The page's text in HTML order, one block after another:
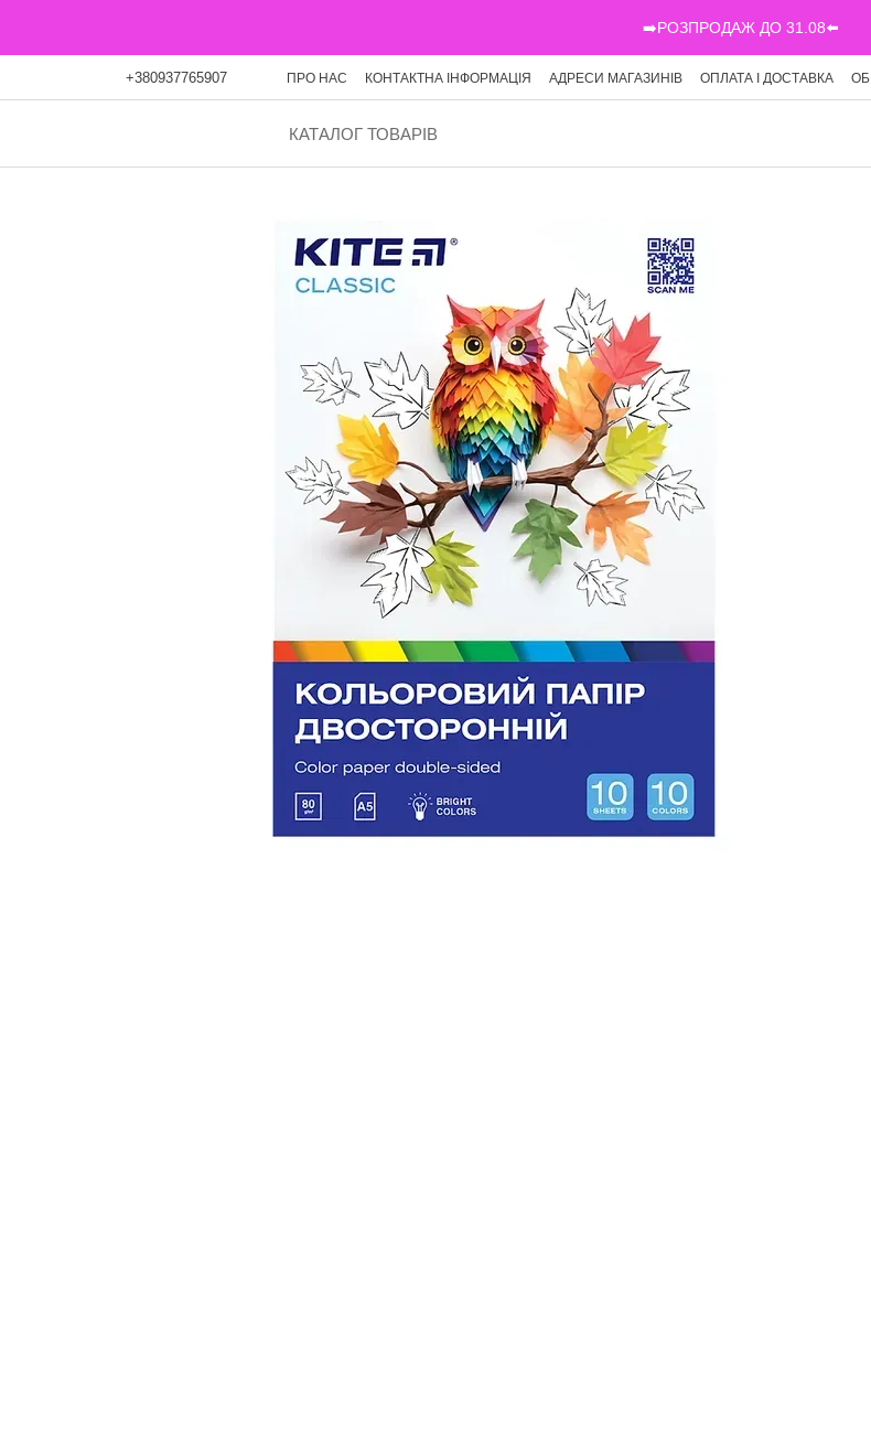
➡️РОЗПРОДАЖ ДО 31.08⬅️
+380937765907 ПРО НАС КОНТАКТНА ІНФОРМАЦІЯ АДРЕСИ МАГАЗИНІВ ОПЛАТА І ДОСТАВКА
ОПЛАТА ЧАСТИНАМИ
БЛОГ
КАТАЛОГ ТОВАРІВ